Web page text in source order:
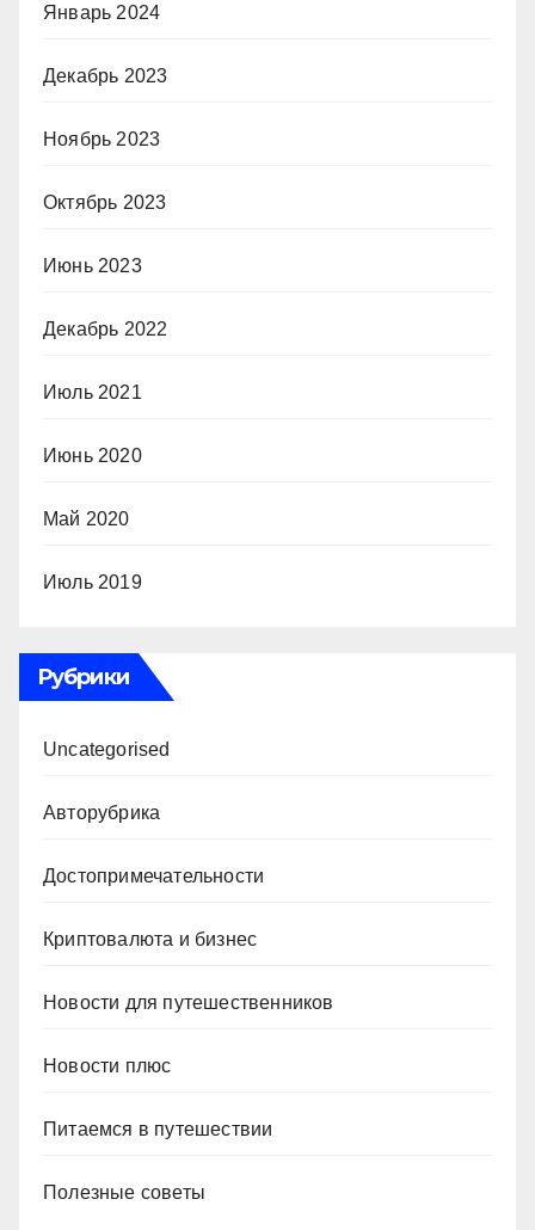
Январь 2024
Декабрь 2023
Ноябрь 2023
Октябрь 2023
Июнь 2023
Декабрь 2022
Июль 2021
Июнь 2020
Май 2020
Июль 2019
Рубрики
Uncategorised
Авторубрика
Достопримечательности
Криптовалюта и бизнес
Новости для путешественников
Новости плюс
Питаемся в путешествии
Полезные советы